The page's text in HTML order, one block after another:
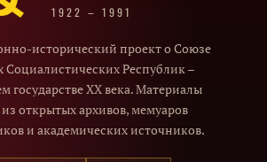
1922 – 1991
исторический проект о Союзе
Социалистических Республик –
государстве XX века. Материалы
открытых архивов, мемуаров
и академических источников.